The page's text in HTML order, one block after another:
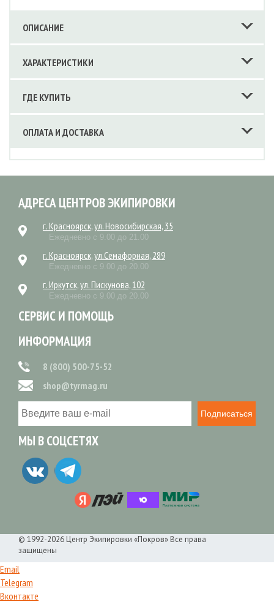
ОПИСАНИЕ
ХАРАКТЕРИСТИКИ
ГДЕ КУПИТЬ
ОПЛАТА И ДОСТАВКА
АДРЕСА ЦЕНТРОВ ЭКИПИРОВКИ
г. Красноярск, ул. Новосибирская, 35
Ежедневно с 9.00 до 21.00
г. Красноярск, ул.Семафорная, 289
Ежедневно с 9.00 до 20.00
г. Иркутск, ул. Пискунова, 102
Ежедневно с 9.00 до 20.00
СЕРВИС И ПОМОЩЬ
ИНФОРМАЦИЯ
8 (800) 500-75-52
shop@tyrmag.ru
Подписаться
МЫ В СОЦСЕТЯХ
© 1992-2026 Центр Экипировки «Покров» Все права
защищены
Email
Telegram
Вконтакте